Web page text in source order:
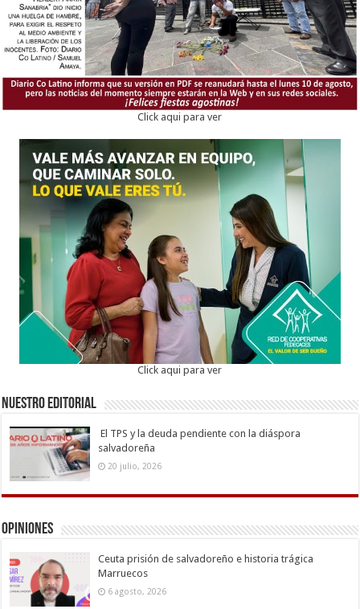
Click aqui para ver
Click aqui para ver
Nuestro Editorial
El TPS y la deuda pendiente con la diáspora
salvadoreña
20 julio, 2026
Opiniones
Ceuta prisión de salvadoreño e historia trágica
Marruecos
6 agosto, 2026